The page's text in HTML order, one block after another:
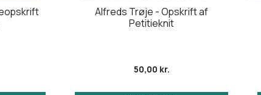
Alfreds Trøje - Opskrift af
Petitieknit
50,00 kr.